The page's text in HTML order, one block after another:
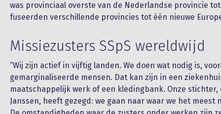
was provinciaal overste van de Nederlandse provincie tot
fuseerden verschillende provincies tot één nieuwe
Missiezusters SSpS wereldwijd
“Wij zijn actief in vijftig landen. We doen wat nodig is,
gemarginaliseerde mensen. Dat kan zijn in een
maatschappelijk werk of een kledingbank. Onze
Janssen, heeft gezegd: we gaan naar waar we het meest